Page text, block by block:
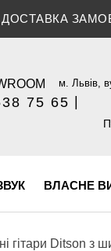
м. Львів,
75 65
ВЛАСНЕ
гітари Ditson з